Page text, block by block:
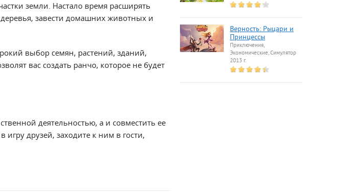
земли. Настало время расширять
завести домашних животных и
выбор семян, растений, зданий,
вас создать ранчо, которое не будет
деятельностью, а и совместить ее
друзей, заходите к ним в гости,
Верность: Рыцари и
Принцессы
Приключения,
Экономические, Симулятор
2013 г.